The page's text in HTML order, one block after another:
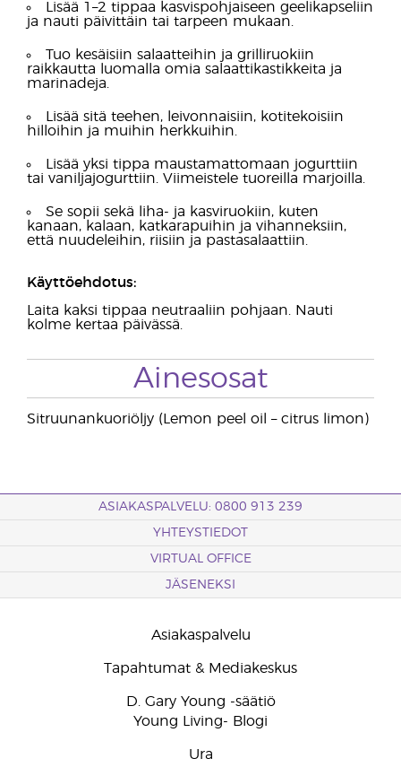
Lisää 1–2 tippaa kasvispohjaiseen geelikapseliin
ja nauti päivittäin tai tarpeen mukaan.
Tuo kesäisiin salaatteihin ja grilliruokiin
raikkautta luomalla omia salaattikastikkeita ja
marinadeja.
Lisää sitä teehen, leivonnaisiin, kotitekoisiin
hilloihin ja muihin herkkuihin.
Lisää yksi tippa maustamattomaan jogurttiin
tai vaniljajogurttiin. Viimeistele tuoreilla marjoilla.
Se sopii sekä liha- ja kasviruokiin, kuten
kanaan, kalaan, katkarapuihin ja vihanneksiin,
että nuudeleihin, riisiin ja pastasalaattiin.
Käyttöehdotus:
Laita kaksi tippaa neutraaliin pohjaan. Nauti
kolme kertaa päivässä.
Ainesosat
Sitruunankuoriöljy (Lemon peel oil – citrus limon)
ASIAKASPALVELU: 0800 913 239
YHTEYSTIEDOT
VIRTUAL OFFICE
JÄSENEKSI
Asiakaspalvelu
Tapahtumat & Mediakeskus
D. Gary Young -säätiö
Young Living- Blogi
Ura